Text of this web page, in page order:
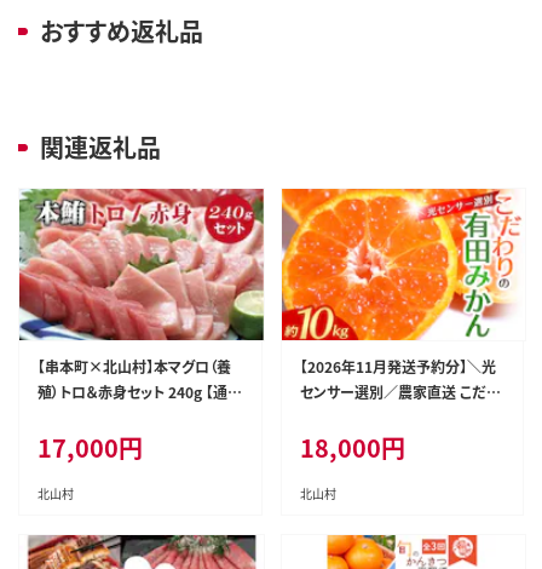
おすすめ返礼品
関連返礼品
【串本町×北山村】本マグロ（養
殖）トロ＆赤身セット 240g 【通常
17,000円
北山村
【2026年11月発送予約分】＼光
センサー選別／農家直送 こだわ
50g(傷み補償分) 【ご家庭用】【1
1月発送】有機質肥料100% 有田
みかん みかん ミカン 蜜柑 柑橘
先行予約【nuk101-11C】
18,000円
北山村